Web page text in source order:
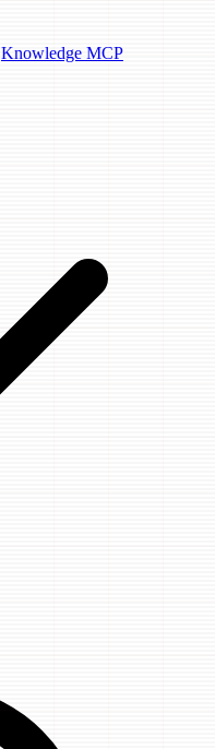
Knowledge MCP